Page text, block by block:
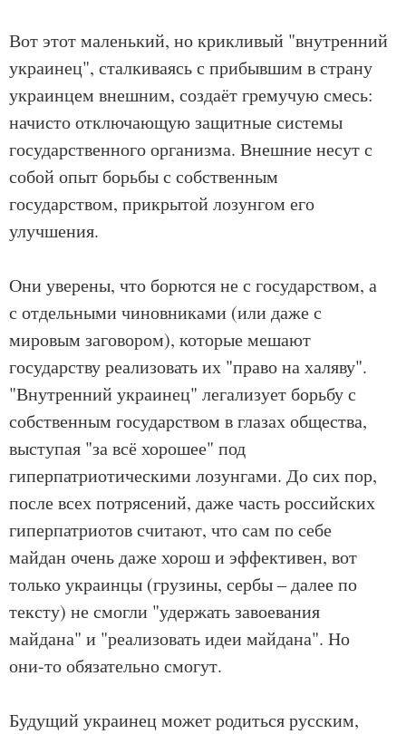
Вот этот маленький, но крикливый "внутренний
украинец", сталкиваясь с прибывшим в страну
украинцем внешним, создаёт гремучую смесь:
начисто отключающую защитные системы
государственного организма. Внешние несут с
собой опыт борьбы с собственным
государством, прикрытой лозунгом его
улучшения.
Они уверены, что борются не с государством, а
с отдельными чиновниками (или даже с
мировым заговором), которые мешают
государству реализовать их "право на халяву".
"Внутренний украинец" легализует борьбу с
собственным государством в глазах общества,
выступая "за всё хорошее" под
гиперпатриотическими лозунгами. До сих пор,
после всех потрясений, даже часть российских
гиперпатриотов считают, что сам по себе
майдан очень даже хорош и эффективен, вот
только украинцы (грузины, сербы – далее по
тексту) не смогли "удержать завоевания
майдана" и "реализовать идеи майдана". Но
они-то обязательно смогут.
Будущий украинец может родиться русским,